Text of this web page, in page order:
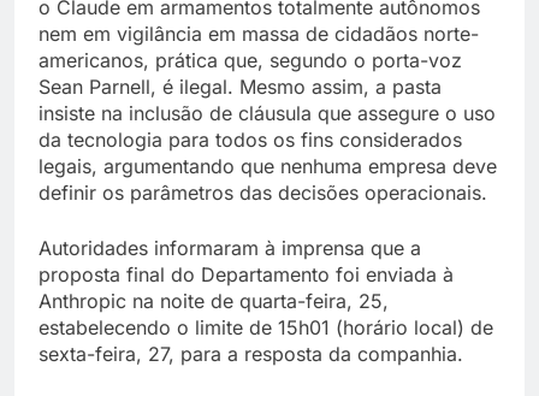
o Claude em armamentos totalmente autônomos
nem em vigilância em massa de cidadãos norte-
americanos, prática que, segundo o porta-voz
Sean Parnell, é ilegal. Mesmo assim, a pasta
insiste na inclusão de cláusula que assegure o uso
da tecnologia para todos os fins considerados
legais, argumentando que nenhuma empresa deve
definir os parâmetros das decisões operacionais.
Autoridades informaram à imprensa que a
proposta final do Departamento foi enviada à
Anthropic na noite de quarta-feira, 25,
estabelecendo o limite de 15h01 (horário local) de
sexta-feira, 27, para a resposta da companhia.